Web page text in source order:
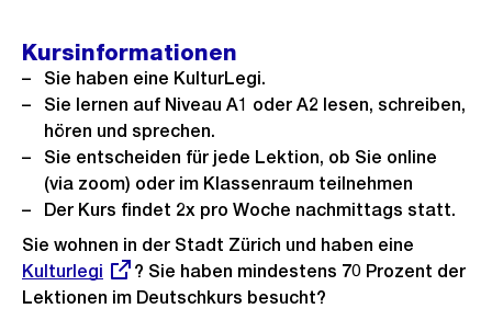
Kursinformationen
Sie haben eine KulturLegi.
Sie lernen auf Niveau A1 oder A2 lesen, schreiben,
hören und sprechen.
Sie entscheiden für jede Lektion, ob Sie online
(via zoom) oder im Klassenraum teilnehmen
Der Kurs findet 2x pro Woche nachmittags statt.
Sie wohnen in der Stadt Zürich und haben eine
Link:
Kulturlegi
? Sie haben mindestens 70 Prozent der
Lektionen im Deutschkurs besucht?